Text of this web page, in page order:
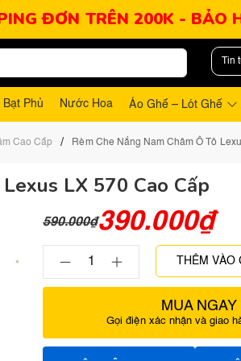
ĐƠN TRÊN 200K - BẢO
Tin
Bạt Phủ Nước Hoa Áo Ghế – Lót Ghế
Cao Cấp / Rèm Che Nắng Nam Châm Ô Tô
LX 570 Cao Cấp
590.000₫390.000₫
THÊM VÀO
MUA NGAY
Gọi điện xác nhận và giao